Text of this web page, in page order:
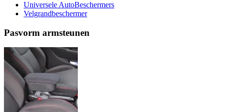
Universele AutoBeschermers
Velgrandbeschermer
Pasvorm armsteunen